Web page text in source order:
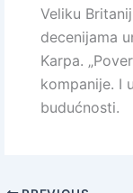
Veliku
decenijama
Karpa.
kompanije. I
budućnosti.